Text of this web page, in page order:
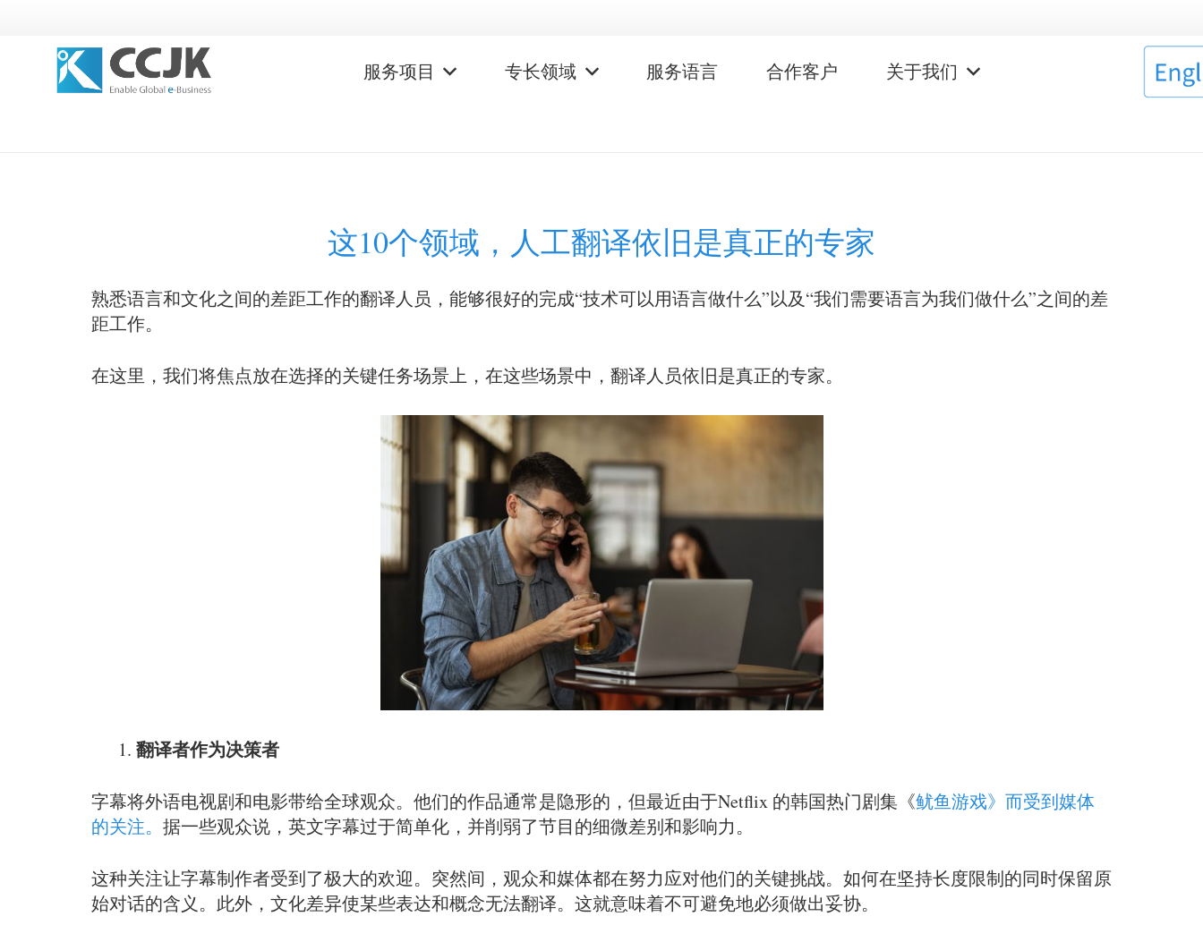
服务项目 专长领域 服务语言 合作客户 关于我们
这10个领域，人工翻译依旧是真正的专家
熟悉语言和文化之间的差距工作的翻译人员，能够很好的完成“技术可以用语言做什么”以及“我们需要语言为我们做什么”之间的差
距工作。
在这里，我们将焦点放在选择的关键任务场景上，在这些场景中，翻译人员依旧是真正的专家。
翻译者作为决策者
字幕将外语电视剧和电影带给全球观众。他们的作品通常是隐形的，但最近由于Netflix 的韩国热门剧集《鱿鱼游戏》而受到媒体
的关注。 据一些观众说，英文字幕过于简单化，并削弱了节目的细微差别和影响力。
这种关注让字幕制作者受到了极大的欢迎。突然间，观众和媒体都在努力应对他们的关键挑战。如何在坚持长度限制的同时保留原
始对话的含义。此外，文化差异使某些表达和概念无法翻译。这就意味着不可避免地必须做出妥协。